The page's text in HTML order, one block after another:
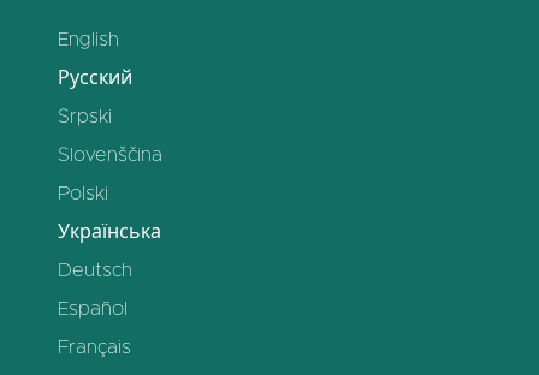
English
Русский
Srpski
Slovenščina
Polski
Українська
Deutsch
Español
Français